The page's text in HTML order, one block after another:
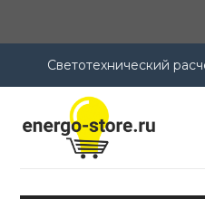
Светотехнический